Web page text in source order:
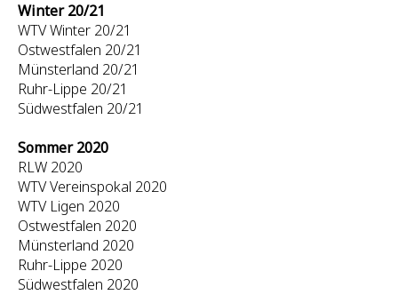
Winter 20/21
WTV Winter 20/21
Ostwestfalen 20/21
Münsterland 20/21
Ruhr-Lippe 20/21
Südwestfalen 20/21
Sommer 2020
RLW 2020
WTV Vereinspokal 2020
WTV Ligen 2020
Ostwestfalen 2020
Münsterland 2020
Ruhr-Lippe 2020
Südwestfalen 2020